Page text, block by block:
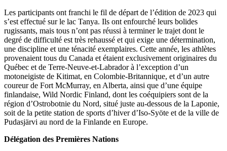
Les participants ont franchi le fil de départ de l’édition de 2023 qui
s’est effectué sur le lac Tanya. Ils ont enfourché leurs bolides
rugissants, mais tous n’ont pas réussi à terminer le trajet dont le
degré de difficulté est très rehaussé et qui exige une détermination,
une discipline et une ténacité exemplaires. Cette année, les athlètes
provenaient tous du Canada et étaient exclusivement originaires du
Québec et de Terre-Neuve-et-Labrador à l’exception d’un
motoneigiste de Kitimat, en Colombie-Britannique, et d’un autre
coureur de Fort McMurray, en Alberta, ainsi que d’une équipe
finlandaise, Wild Nordic Finland, dont les coéquipiers sont de la
région d’Ostrobotnie du Nord, situé juste au-dessous de la Laponie,
soit de la petite station de sports d’hiver d’Iso-Syöte et de la ville de
Pudasjärvi au nord de la Finlande en Europe.
Délégation des Premières Nations